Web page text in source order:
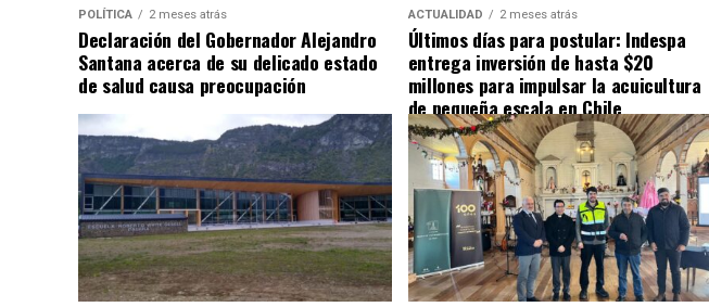
POLÍTICA 2 meses atrás
Declaración del Gobernador Alejandro
Santana acerca de su delicado estado
de salud causa preocupación
ACTUALIDAD 2 meses atrás
Últimos días para postular: Indespa
entrega inversión de hasta $20
millones para impulsar la acuicultura
de pequeña escala en Chile